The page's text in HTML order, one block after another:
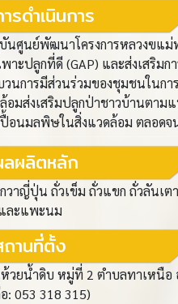
รดำเนินการ
นศูนย์พัฒนาโครงการหลวงฃแม่
พาะปลูกที่ดี (GAP) และส่งเสริ
วนการมีส่วนร่วมของชุมชนในก
อมส่งเสริมปลูกป่าชาวบ้านตาม
อนมลพิษในสิ่งแวดล้อม ตลอดจ
ผลิตหลัก
วาญี่ปุ่น ถั่วเข็ม ถั่วแขก ถั่วลันเต
ละแพะนม
านที่ตั้ง
วยน้ำดิบ หมู่ที่ 2 ตำบลทาเหนือ
: 053 318 315)